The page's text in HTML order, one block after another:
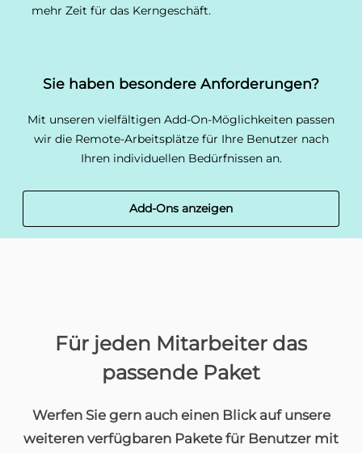
mehr Zeit für das Kerngeschäft.
Sie haben besondere Anforderungen?
Mit unseren vielfältigen Add-On-Möglichkeiten passen
wir die Remote-Arbeitsplätze für Ihre Benutzer nach
Ihren individuellen Bedürfnissen an.
Add-Ons anzeigen
Für jeden Mitarbeiter das
passende Paket
Werfen Sie gern auch einen Blick auf unsere
weiteren verfügbaren Pakete für Benutzer mit